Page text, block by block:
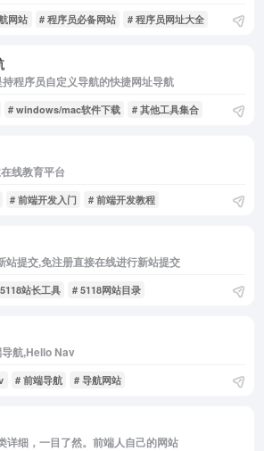
网站 # 程序员必备网站 # 程序员网址大全
程序员自定义导航的快捷网址导航
# windows/mac软件下载 # 其他工具集合
线教育平台
# 前端开发入门 # 前端开发教程
站提交,免注册直接在线进行新站提交
站长工具 # 5118网站目录
航,Hello Nav
# 前端导航 # 导航网站
详细，一目了然。前端人自己的网站